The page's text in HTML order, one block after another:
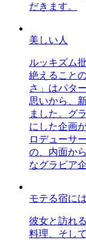
だきます。
美しい人
ルッキズム
絶えること
さ」はパタ
思いから、
ました。グ
にした企画
ロデューサ
の、内面か
なグラビア
モテる宿に
彼女と訪れ
料理、そし